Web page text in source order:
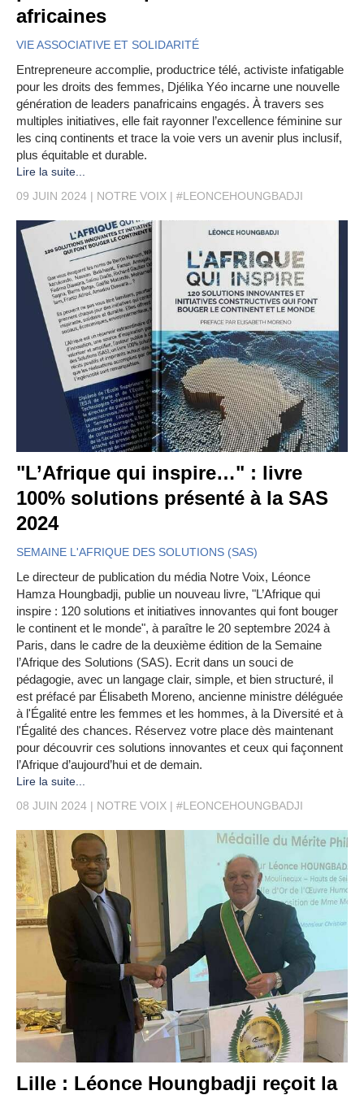
africaines
VIE ASSOCIATIVE ET SOLIDARITÉ
Entrepreneure accomplie, productrice télé, activiste infatigable
pour les droits des femmes, Djélika Yéo incarne une nouvelle
génération de leaders panafricains engagés. À travers ses
multiples initiatives, elle fait rayonner l’excellence féminine sur
les cinq continents et trace la voie vers un avenir plus inclusif,
plus équitable et durable.
Lire la suite...
09 JUIN 2024
NOTRE VOIX #LEONCEHOUNGBADJI
"L’Afrique qui inspire…" : livre
100% solutions présenté à la SAS
2024
SEMAINE L'AFRIQUE DES SOLUTIONS (SAS)
Le directeur de publication du média Notre Voix, Léonce
Hamza Houngbadji, publie un nouveau livre, "L’Afrique qui
inspire : 120 solutions et initiatives innovantes qui font bouger
le continent et le monde", à paraître le 20 septembre 2024 à
Paris, dans le cadre de la deuxième édition de la Semaine
l’Afrique des Solutions (SAS). Ecrit dans un souci de
pédagogie, avec un langage clair, simple, et bien structuré, il
est préfacé par Élisabeth Moreno, ancienne ministre déléguée
à l'Égalité entre les femmes et les hommes, à la Diversité et à
l'Égalité des chances. Réservez votre place dès maintenant
pour découvrir ces solutions innovantes et ceux qui façonnent
l’Afrique d’aujourd’hui et de demain.
Lire la suite...
08 JUIN 2024
NOTRE VOIX #LEONCEHOUNGBADJI
Lille : Léonce Houngbadji reçoit la